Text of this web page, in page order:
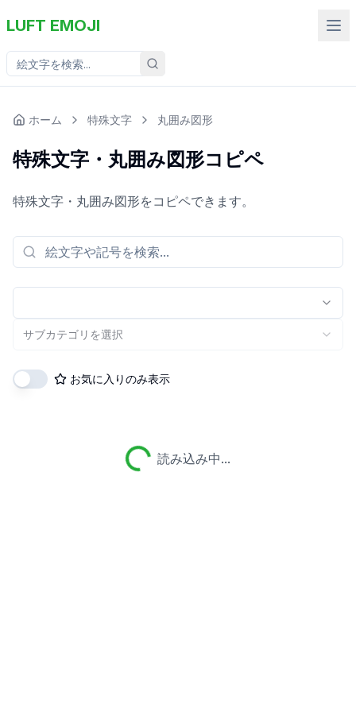
LUFT EMOJI
ホーム 特殊文字 丸囲み図形
特殊文字・丸囲み図形コピペ
特殊文字・丸囲み図形をコピペできます。
サブカテゴリを選択
お気に入りのみ表示
読み込み中...